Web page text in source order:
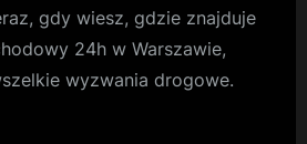
gdy wiesz, gdzie znajduje
24h w Warszawie,
wyzwania drogowe.